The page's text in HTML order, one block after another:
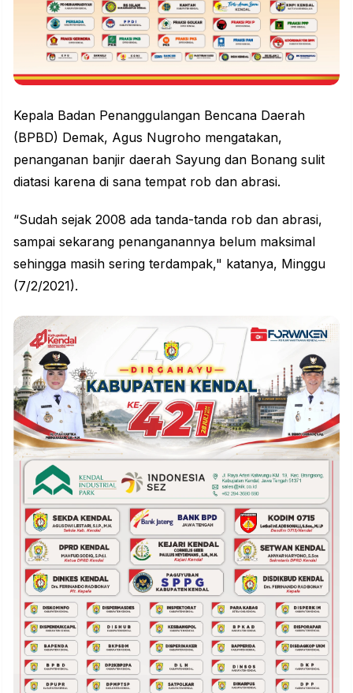
Kepala Badan Penanggulangan Bencana Daerah
(BPBD) Demak, Agus Nugroho mengatakan,
penanganan banjir daerah Sayung dan Bonang sulit
diatasi karena di sana tempat rob dan abrasi.
“Sudah sejak 2008 ada tanda-tanda rob dan abrasi,
sampai sekarang penanganannya belum maksimal
sehingga masih sering terdampak," katanya, Minggu
(7/2/2021).